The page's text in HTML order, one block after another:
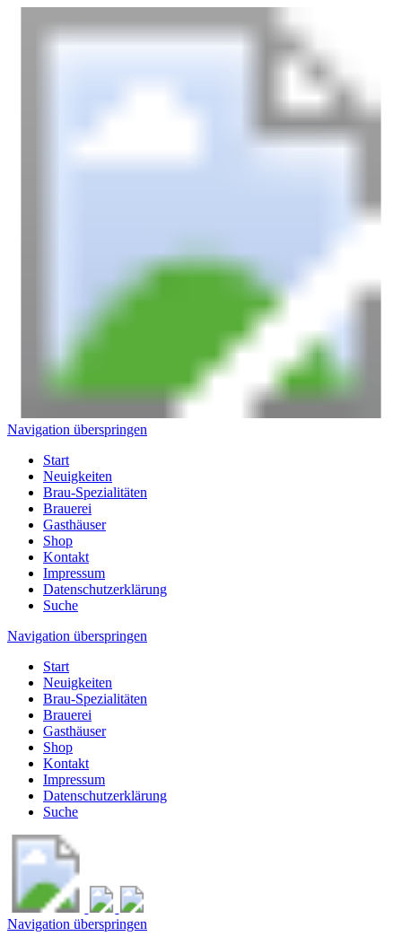
Navigation überspringen
Start
Neuigkeiten
Brau-Spezialitäten
Brauerei
Gasthäuser
Shop
Kontakt
Impressum
Datenschutzerklärung
Suche
Navigation überspringen
Start
Neuigkeiten
Brau-Spezialitäten
Brauerei
Gasthäuser
Shop
Kontakt
Impressum
Datenschutzerklärung
Suche
Navigation überspringen